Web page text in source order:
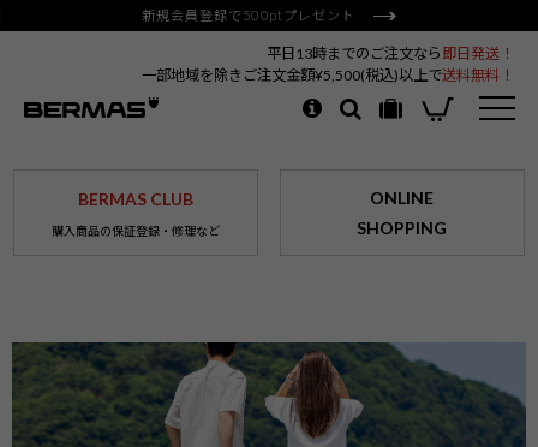
新規会員登録で500ptプレゼント
平日13時までのご注文なら 即日発送！
一部地域を除きご注文金額¥5,500(税込)以上で送料無料！
BERMAS CLUB
購入商品の保証登録・修理など
ONLINE
SHOPPING